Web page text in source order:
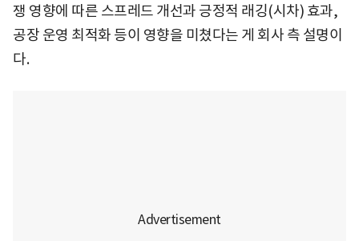
쟁 영향에 따른 스프레드 개선과 긍정적 래깅(시차) 효과,
공장 운영 최적화 등이 영향을 미쳤다는 게 회사 측 설명이
다.